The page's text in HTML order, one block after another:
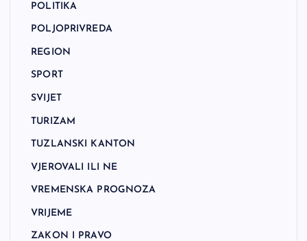
POLITIKA
POLJOPRIVREDA
REGION
SPORT
SVIJET
TURIZAM
TUZLANSKI KANTON
VJEROVALI ILI NE
VREMENSKA PROGNOZA
VRIJEME
ZAKON I PRAVO